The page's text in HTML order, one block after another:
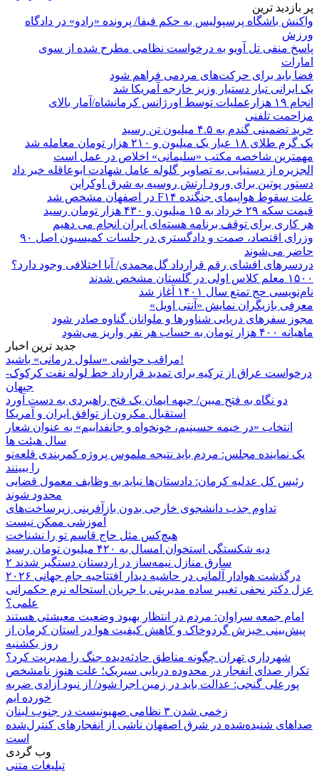
پر بازدید ترین
واکنش باشگاه پرسپولیس به حکم فیفا/ پرونده «رادو» در دادگاه
ورزش
پاسخ منفی تل آویو به درخواست نظامی مطرح شده از سوی
امارات
فضا باید برای حرکت‌های مردمی فراهم شود
یک ایرانی تبار دستیار وزیر خارجه آمریکا شد
انجام ۱۹ هزارعملیات توسط اورژانس کرمانشاه/آمار بالای
مزاحمت تلفنی
خرید تضمینی گندم به ۴.۵ میلیون تن رسید
یک گرم طلای ۱۸ عیار یک میلیون و ۲۱۰ هزار تومان معامله شد
مهمترین شاخصه مکتب «سلیمانی» اخلاص در عمل است
الجزیره از دستیابی به تصاویر گلوله عامل شهادت ابوعاقله خبر داد
دستور پوتین برای ورود ارتش روسیه به شرق اوکراین
علت سقوط هواپیمای جنگنده F۱۴ در اصفهان مشخص شد
قیمت سکه ۲۹ خرداد به ۱۵ میلیون و ۴۳۰ هزار تومان رسید
هر کاری برای توقف برنامه هسته‌ای ایران انجام می دهیم
وزرای اقتصاد، صمت و دادگستری در جلسات کمیسیون اصل ۹۰
حاضر می‌شوند
دردسرهای افشای رقم قرارداد گل‌محمدی/ آیا اختلافی وجود دارد؟
۱۵۰۰ معلم کلاس اولی در گلستان مشخص شدند
نام‌نویسی حج تمتع سال ۱۴۰۱ آغاز شد
معرفی بازیگران نمایش «آنتی اویل»
مجوز سفرهای دریایی شناورها و ملوانان گناوه صادر شود
ماهیانه ۴۰۰ هزار تومان به حساب هر نفر واریز می‌شود
جدید ترین اخبار
مراقب حواشی «سلول درمانی» باشید!
درخواست عراق از ترکیه برای تمدید قرارداد خط لوله نفت کرکوک-
جیهان
دو نگاه به فتح مبین/ جبهه ایمان یک فتح راهبردی به دست آورد
استقبال مکرون از توافق ایران و آمریکا
انتخاب «در خیمه حسینیم، خونخواه و جانفداییم» به عنوان شعار
سال هیئت ها
یک نماینده مجلس: مردم باید نتیجه ملموس پروژه کمربندی قلعه‌نو
را ببینند
رئیس کل عدلیه کرمان: دادستان‌ها نباید به وظایف معمول قضایی
محدود شوند
تداوم جذب دانشجوی خارجی بدون بازآفرینی زیرساخت‌های
آموزشی ممکن نیست
هیچ‌کس مثل حاج قاسم تو را نشناخت
دیه شکستگی استخوان امسال به ۴۲۰ میلیون تومان رسید
۲ سارق منازل نیمه‌ساز در اردستان دستگیر شدند
درگذشت هوادار آلمانی در حاشیه دیدار افتتاحیه جام جهانی ۲۰۲۶
عزل دکتر نجفی تغییر ساده مدیریتی یا جریان استحاله نرم حکمرانی
علمی؟
امام جمعه سراوان: مردم در انتظار بهبود وضعیت معیشتی هستند
پیش‌بینی خیزش گردوخاک و کاهش کیفیت هوا در استان کرمان از
روز یکشنبه
شهرداری تهران چگونه مناطق حادثه‌دیده جنگ را مدیریت کرد؟
تکرار صدای انفجار در محدوده دریایی سیریک؛ علت هنوز نامشخص
پورعلی گنجی: عدالت باید در زمین اجرا شود/ از نبود آزادی ضربه
خورده ایم
زخمی شدن ۳ نظامی صهیونیست در جنوب لبنان
صداهای شنیده‌شده در شرق اصفهان ناشی از انفجارهای کنترل‌شده
است
وب گردی
تبلیغات متنی